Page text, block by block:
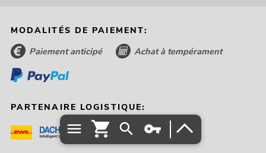
MODALITÉS DE PAIEMENT:
Paiement anticipé Achat à tempérament
PARTENAIRE LOGISTIQUE: